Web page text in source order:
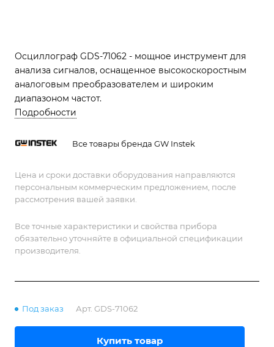
Осциллограф GDS-71062 - мощное инструмент для
анализа сигналов, оснащенное высокоскоростным
аналоговым преобразователем и широким
диапазоном частот.
Подробности
Все товары бренда GW Instek
Цена и сроки доставки оборудования направляются
персональным коммерческим предложением, после
рассмотрения вашей заявки.
Все точные характеристики и свойства прибора
обязательно уточняйте в официальной спецификации
производителя.
Под заказ Арт. GDS-71062
Купить товар